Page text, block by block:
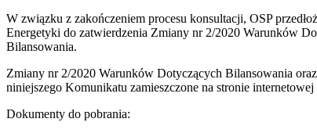
W związku z zakończeniem procesu konsultacji, OSP
Energetyki do zatwierdzenia Zmiany nr 2/2020 Warunków
Bilansowania.
Zmiany nr 2/2020 Warunków Dotyczących Bilansowania
niniejszego Komunikatu zamieszczone na stronie internetowej
Dokumenty do pobrania: